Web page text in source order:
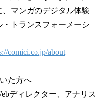
マンガのデジタル体験
トランスフォーメーシ
comici.co.jp/about
た方へ
ディレクター、アナリス